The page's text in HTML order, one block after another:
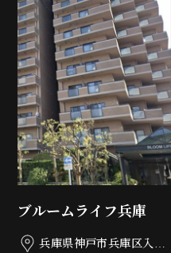
ブルームライフ兵庫
兵庫県神戸市兵庫区入江